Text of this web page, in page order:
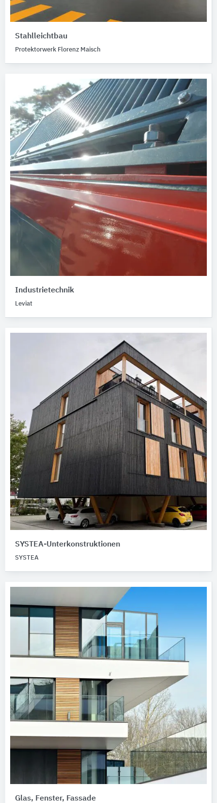
Stahlleichtbau
Protektorwerk Florenz Maisch
Industrietechnik
Leviat
SYSTEA-Unterkonstruktionen
SYSTEA
Glas, Fenster, Fassade